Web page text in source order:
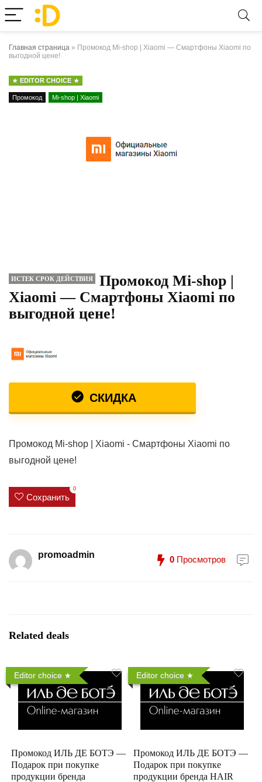
Главная страница » Промокод Mi-shop | Xiaomi — Смартфоны Xiaomi по
выгодной цене!
EDITOR CHOICE
Промокод Mi-shop | Xiaomi
ИСТЕК СРОК ДЕЙСТВИЯ
Промокод Mi-shop |
Xiaomi — Смартфоны Xiaomi по
выгодной цене!
СКИДКА
Промокод Mi-shop | Xiaomi - Смартфоны Xiaomi по
выгодной цене!
Сохранить
0
promoadmin 0 Просмотров
Related deals
Editor choice
Промокод ИЛЬ ДЕ БОТЭ —
Подарок при покупке
продукции бренда
Editor choice
Промокод ИЛЬ ДЕ БОТЭ —
Подарок при покупке
продукции бренда HAIR